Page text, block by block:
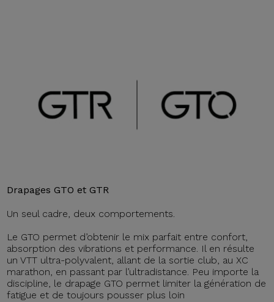
Drapages GTO et GTR
Un seul cadre, deux comportements.
Le GTO permet d’obtenir le mix parfait entre confort,
absorption des vibrations et performance. Il en résulte
un VTT ultra-polyvalent, allant de la sortie club, au XC
marathon, en passant par l’ultradistance. Peu importe la
discipline, le drapage GTO permet limiter la génération de
fatigue et de toujours pousser plus loin